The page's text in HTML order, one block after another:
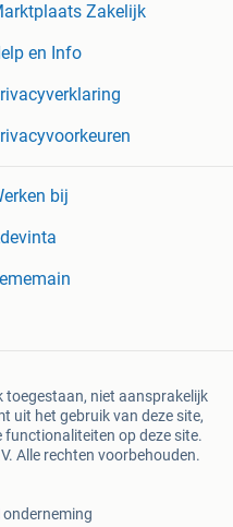
Zakelijk
en Info
bij
niet aansprakelijk
uit het gebruik van deze site,
op deze site.
Alle rechten voorbehouden.
onderneming